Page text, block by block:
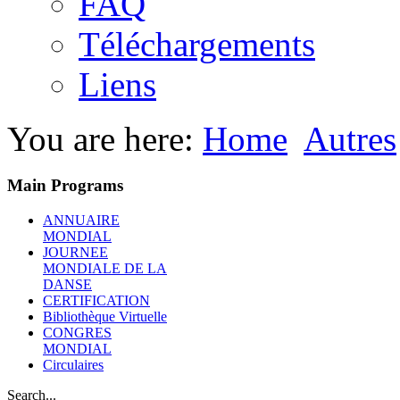
Téléchargements
Liens
You are here: Home Autres
Main Programs
ANNUAIRE
MONDIAL
JOURNEE
MONDIALE DE LA
DANSE
CERTIFICATION
Bibliothèque Virtuelle
CONGRES
MONDIAL
Circulaires
Search...